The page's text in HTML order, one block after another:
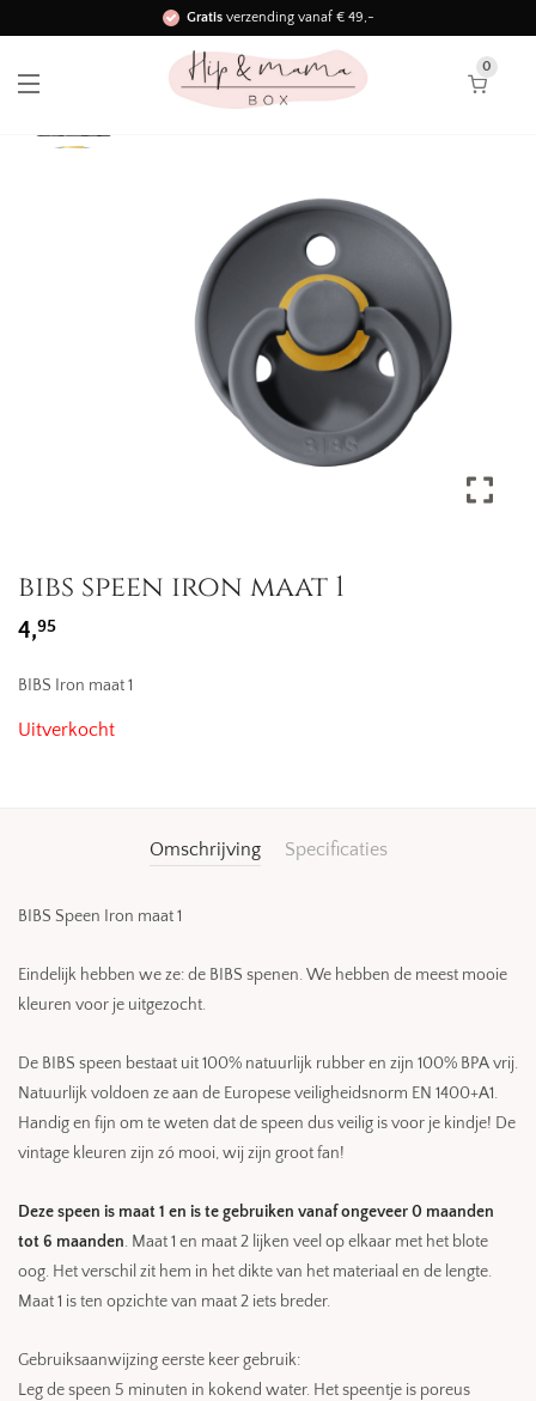
Gratisverzending vanaf € 49,-
Binnen 3 werkdagen in huis!
0
bibs speen iron maat 1
4,95
BIBS Iron maat 1
Uitverkocht
Omschrijving Specificaties
BIBS Speen Iron maat 1
Eindelijk hebben we ze: de BIBS spenen. We hebben de meest mooie
kleuren voor je uitgezocht.
De BIBS speen bestaat uit 100% natuurlijk rubber en zijn 100% BPA vrij.
Natuurlijk voldoen ze aan de Europese veiligheidsnorm EN 1400+A1.
Handig en fijn om te weten dat de speen dus veilig is voor je kindje! De
vintage kleuren zijn zó mooi, wij zijn groot fan!
Deze speen is maat 1 en is te gebruiken vanaf ongeveer 0 maanden
tot 6 maanden. Maat 1 en maat 2 lijken veel op elkaar met het blote
oog. Het verschil zit hem in het dikte van het materiaal en de lengte.
Maat 1 is ten opzichte van maat 2 iets breder.
Gebruiksaanwijzing eerste keer gebruik:
Leg de speen 5 minuten in kokend water. Het speentje is poreus